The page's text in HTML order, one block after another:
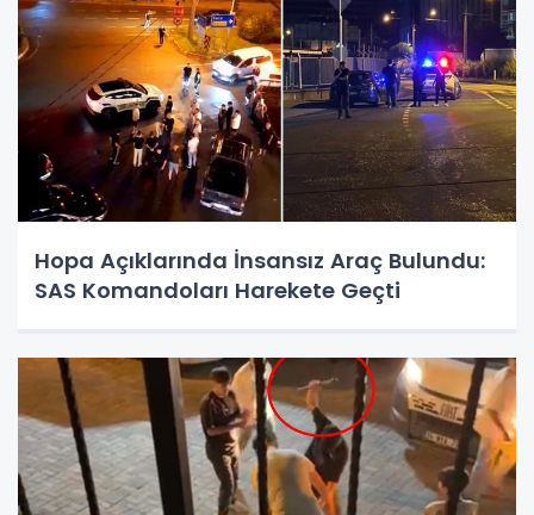
Hopa Açıklarında İnsansız Araç Bulundu:
SAS Komandoları Harekete Geçti